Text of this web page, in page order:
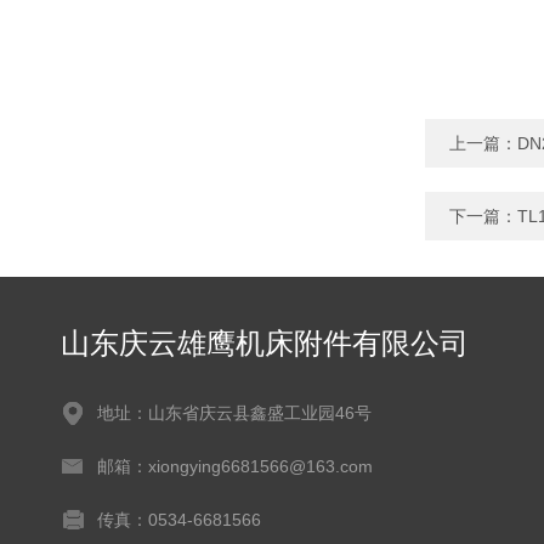
上一篇：
下一篇：
山东庆云雄鹰机床附件有限公司
地址：山东省庆云县鑫盛工业园46号
邮箱：xiongying6681566@163.com
传真：0534-6681566